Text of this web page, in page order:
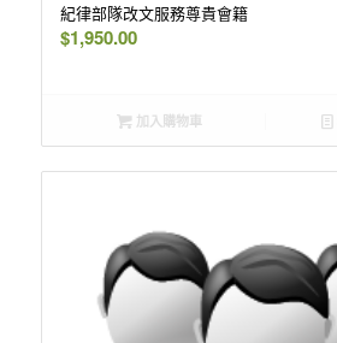
紀律部隊改文服務尊貴會籍
$1,950.00
加入購物車